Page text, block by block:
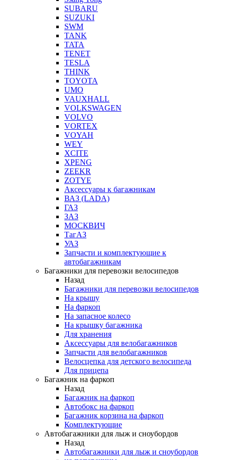
SUBARU
SUZUKI
SWM
TANK
TATA
TENET
TESLA
THINK
TOYOTA
UMO
VAUXHALL
VOLKSWAGEN
VOLVO
VORTEX
VOYAH
WEY
XCITE
XPENG
ZEEKR
ZOTYE
Аксессуары к багажникам
ВАЗ (LADA)
ГАЗ
ЗАЗ
МОСКВИЧ
ТагАЗ
УАЗ
Запчасти и комплектующие к
автобагажникам
Багажники для перевозки велосипедов
Назад
Багажники для перевозки велосипедов
На крышу
На фаркоп
На запасное колесо
На крышку багажника
Для хранения
Аксессуары для велобагажников
Запчасти для велобагажников
Велосцепка для детского велосипеда
Для прицепа
Багажник на фаркоп
Назад
Багажник на фаркоп
Автобокс на фаркоп
Багажник корзина на фаркоп
Комплектующие
Автобагажники для лыж и сноубордов
Назад
Автобагажники для лыж и сноубордов